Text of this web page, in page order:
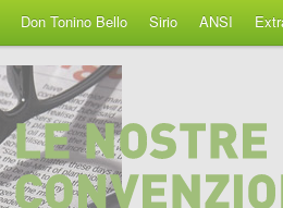
Don Tonino Bello Sirio ANSI